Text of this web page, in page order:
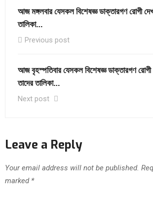
আজ মঙ্গলবার যেসকল বিশেষজ্ঞ ডাক্তারগণ রোগী
তালিকা…
Previous post
আজ বৃহস্পতিবার যেসকল বিশেষজ্ঞ ডাক্তারগণ রোগী
তাদের তালিকা…
Next post
Leave a Reply
Your email address will not be published.
marked *